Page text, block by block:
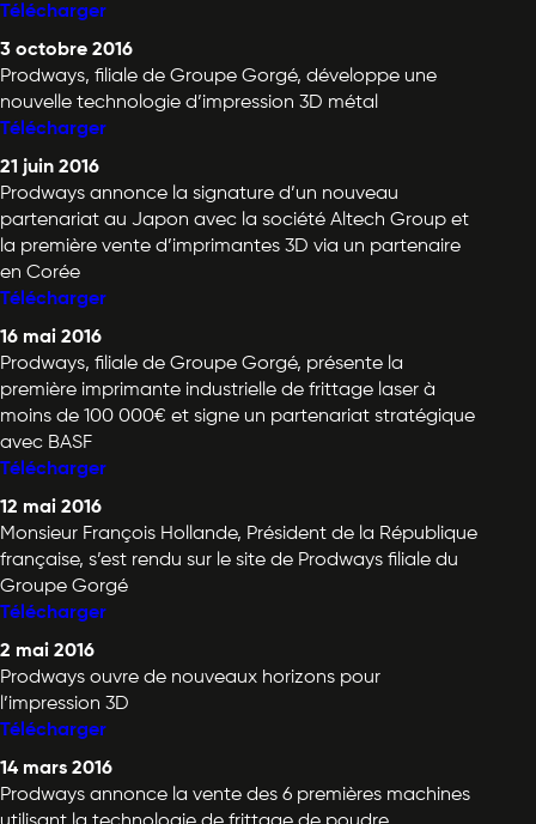
Télécharger
3 octobre 2016
Prodways, filiale de Groupe Gorgé, développe une
nouvelle technologie d’impression 3D métal
Télécharger
21 juin 2016
Prodways annonce la signature d’un nouveau
partenariat au Japon avec la société Altech Group et
la première vente d’imprimantes 3D via un partenaire
en Corée
Télécharger
16 mai 2016
Prodways, filiale de Groupe Gorgé, présente la
première imprimante industrielle de frittage laser à
moins de 100 000€ et signe un partenariat stratégique
avec BASF
Télécharger
12 mai 2016
Monsieur François Hollande, Président de la République
française, s’est rendu sur le site de Prodways filiale du
Groupe Gorgé
Télécharger
2 mai 2016
Prodways ouvre de nouveaux horizons pour
l’impression 3D
Télécharger
14 mars 2016
Prodways annonce la vente des 6 premières machines